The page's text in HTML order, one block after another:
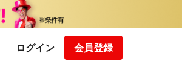
ログイン 会員登録